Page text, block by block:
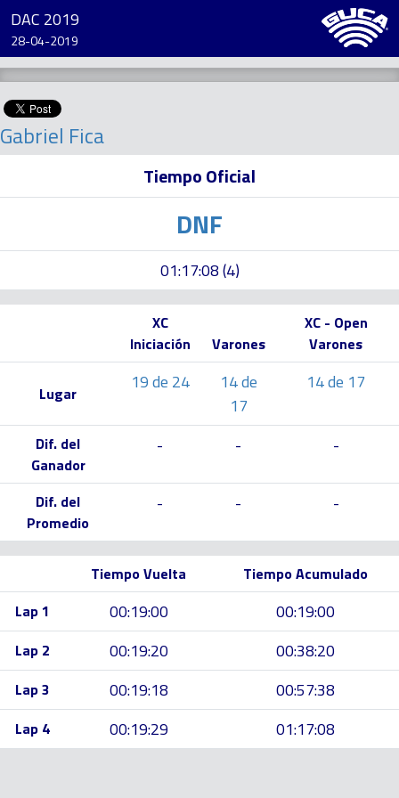
DAC 2019
28-04-2019
Gabriel Fica
Tiempo Oficial
DNF
01:17:08 (4)
XC
Iniciación
Varones
XC - Open
Varones
Lugar 19 de 24
14 de
17
14 de 17
Dif. del
Ganador
- - -
Dif. del
Promedio
- - -
Tiempo Vuelta
Tiempo Acumulado
Lap 1
00:19:00 00:19:00
Lap 2 00:19:20 00:38:20
Lap 3 00:19:18 00:57:38
Lap 4 00:19:29 01:17:08